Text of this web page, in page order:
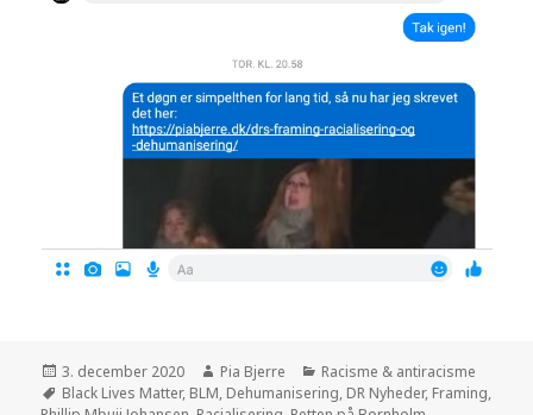
Posted
on
3. december 2020 Author
Pia Bjerre Categories
Racisme & antiracisme
Tags
Black Lives Matter, BLM, Dehumanisering, DR Nyheder, Framing,